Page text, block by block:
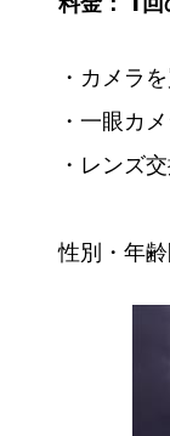
・カメラ
・一眼カ
・レンズ
性別・年